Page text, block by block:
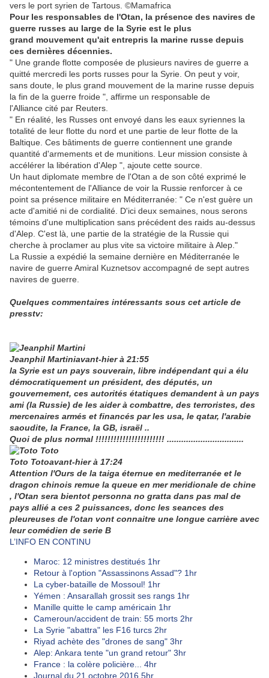
vers le port syrien de Tartous. ©Mamafrica
Pour les responsables de l'Otan, la présence des navires de
guerre russes au large de la Syrie est le plus
grand mouvement qu'ait entrepris la marine russe depuis
ces dernières décennies.
" Une grande flotte composée de plusieurs navires de guerre a
quitté mercredi les ports russes pour la Syrie. On peut y voir,
sans doute, le plus grand mouvement de la marine russe depuis
la fin de la guerre froide ", affirme un responsable de
l'Alliance cité par Reuters.
" En réalité, les Russes ont envoyé dans les eaux syriennes la
totalité de leur flotte du nord et une partie de leur flotte de la
Baltique. Ces bâtiments de guerre contiennent une grande
quantité d'armements et de munitions. Leur mission consiste à
accélérer la libération d'Alep ", ajoute cette source.
Un haut diplomate membre de l'Otan a de son côté exprimé le
mécontentement de l'Alliance de voir la Russie renforcer à ce
point sa présence militaire en Méditerranée: " Ce n'est guère un
acte d'amitié ni de cordialité. D'ici deux semaines, nous serons
témoins d'une multiplication sans précédent des raids au-dessus
d'Alep. C'est là, une partie de la stratégie de la Russie qui
cherche à proclamer au plus vite sa victoire militaire à Alep."
La Russie a expédié la semaine dernière en Méditerranée le
navire de guerre Amiral Kuznetsov accompagné de sept autres
navires de guerre.
Quelques commentaires intéressants sous cet article de
presstv:
Jeanphil Martiniavant-hier à 21:55
la Syrie est un pays souverain, libre indépendant qui a élu
démocratiquement un président, des députés, un
gouvernement, ces autorités étatiques demandent à un pays
ami (la Russie) de les aider à combattre, des terroristes, des
mercenaires armés et financés par les usa, le qatar, l'arabie
saoudite, la France, la GB, israël ..
Quoi de plus normal !!!!!!!!!!!!!!!!!!!!!!! ................................
Toto Totoavant-hier à 17:24
Attention l'Ours de la taiga éternue en mediterranée et le
dragon chinois remue la queue en mer meridionale de chine
, l'Otan sera bientot personna no gratta dans pas mal de
pays allié a ces 2 puissances, donc les seances des
pleureuses de l'otan vont connaitre une longue carrière avec
leur comédien de serie B
L’INFO EN CONTINU
Maroc: 12 ministres destitués 1hr
Retour à l'option "Assassinons Assad"? 1hr
La cyber-bataille de Mossoul! 1hr
Yémen : Ansarallah grossit ses rangs 1hr
Manille quitte le camp américain 1hr
Cameroun/accident de train: 55 morts 2hr
La Syrie "abattra" les F16 turcs 2hr
Riyad achète des "drones de sang" 3hr
Alep: Ankara tente "un grand retour" 3hr
France : la colère policière... 4hr
Journal du 21 octobre 2016 5hr